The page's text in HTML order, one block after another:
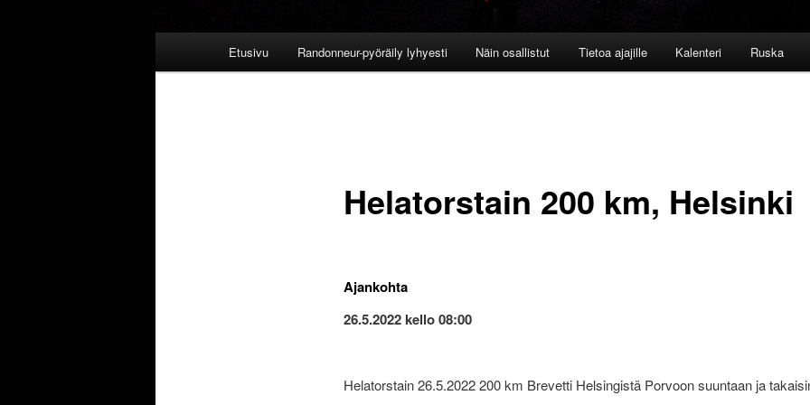
Etusivu Randonneur-pyöräily lyhyesti Näin osallistut Tietoa ajajille Kalenteri Ruska
Helatorstain 200 km, Helsinki
Ajankohta
26.5.2022 kello 08:00
Helatorstain 26.5.2022 200 km Brevetti Helsingistä Porvoon suuntaan ja